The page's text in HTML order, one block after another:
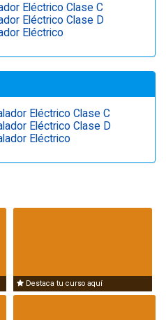
Eléctrico Clase C
Eléctrico Clase D
Eléctrico
Eléctrico Clase C
Eléctrico Clase D
Eléctrico
Destaca tu curso aquí